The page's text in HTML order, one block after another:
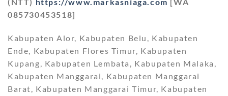
(NTT) https://www.markasniaga.com [WA
085730453518]
Kabupaten Alor, Kabupaten Belu, Kabupaten
Ende, Kabupaten Flores Timur, Kabupaten
Kupang, Kabupaten Lembata, Kabupaten Malaka,
Kabupaten Manggarai, Kabupaten Manggarai
Barat, Kabupaten Manggarai Timur, Kabupaten